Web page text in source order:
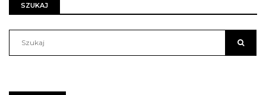
SZUKAJ